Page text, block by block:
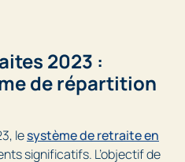
2023 :
de répartition
lesystème de retraite en
significatifs. L’objectif de